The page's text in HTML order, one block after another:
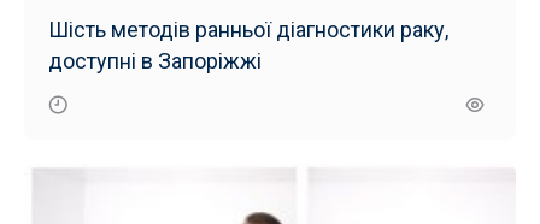
Шість методів ранньої діагностики раку,
доступні в Запоріжжі